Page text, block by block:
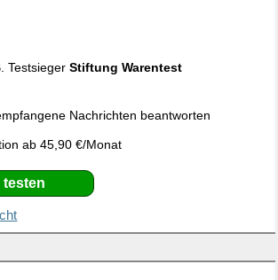
Testsieger Stiftung Warentest
Nachrichten beantworten
ab 45,90 €/Monat
testen